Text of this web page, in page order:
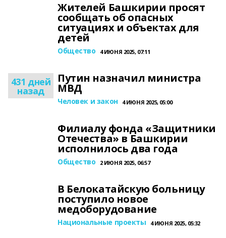
Жителей Башкирии просят
сообщать об опасных
ситуациях и объектах для
детей
Общество 4 ИЮНЯ 2025, 07:11
431 дней
назад
Путин назначил министра
МВД
Человек и закон 4 ИЮНЯ 2025, 05:00
Филиалу фонда «Защитники
Отечества» в Башкирии
исполнилось два года
Общество 2 ИЮНЯ 2025, 06:57
В Белокатайскую больницу
поступило новое
медоборудование
Национальные проекты 4 ИЮНЯ 2025, 05:32